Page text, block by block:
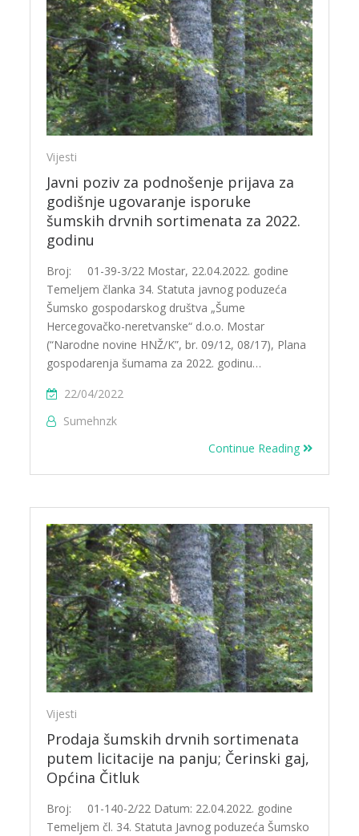
Vijesti
Javni poziv za podnošenje prijava za
godišnje ugovaranje isporuke
šumskih drvnih sortimenata za 2022.
godinu
Broj: 01-39-3/22 Mostar, 22.04.2022. godine
Temeljem članka 34. Statuta javnog poduzeća
Šumsko gospodarskog društva „Šume
Hercegovačko-neretvanske“ d.o.o. Mostar
(“Narodne novine HNŽ/K”, br. 09/12, 08/17), Plana
gospodarenja šumama za 2022. godinu…
22/04/2022
Sumehnzk
Continue Reading
Vijesti
Prodaja šumskih drvnih sortimenata
putem licitacije na panju; Čerinski gaj,
Općina Čitluk
Broj: 01-140-2/22 Datum: 22.04.2022. godine
Temeljem čl. 34. Statuta Javnog poduzeća Šumsko